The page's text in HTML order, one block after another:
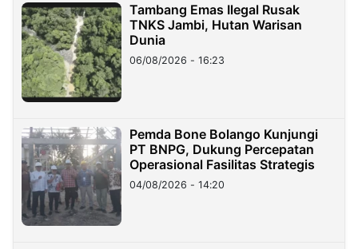
Tambang Emas Ilegal Rusak
TNKS Jambi, Hutan Warisan
Dunia
06/08/2026 - 16:23
Pemda Bone Bolango Kunjungi
PT BNPG, Dukung Percepatan
Operasional Fasilitas Strategis
04/08/2026 - 14:20